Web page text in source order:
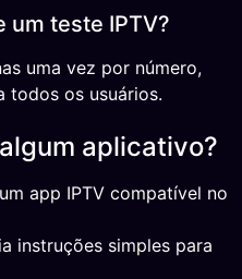
um teste IPTV?
uma vez por número,
todos os usuários.
aplicativo?
app IPTV compatível no
instruções simples para